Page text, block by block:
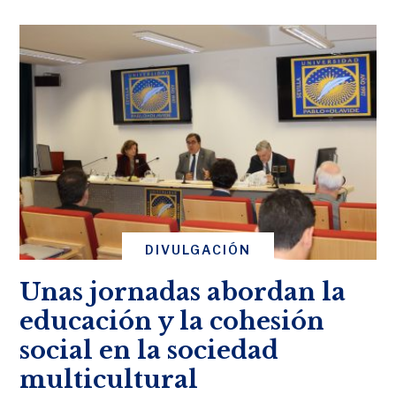
DIVULGACIÓN
Unas jornadas abordan la
educación y la cohesión
social en la sociedad
multicultural